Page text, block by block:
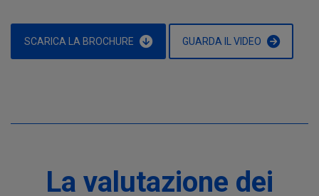
SCARICA LA BROCHURE GUARDA IL VIDEO
La valutazione dei